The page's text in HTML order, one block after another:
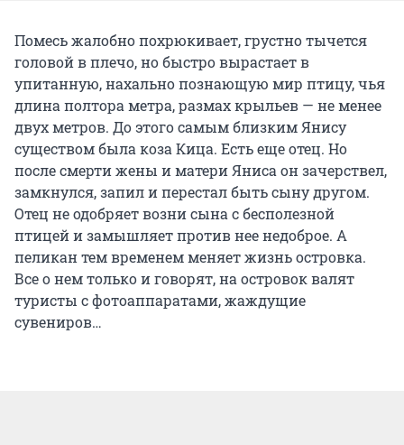
Помесь жалобно похрюкивает, грустно тычется
головой в плечо, но быстро вырастает в
упитанную, нахально познающую мир птицу, чья
длина полтора метра, размах крыльев — не менее
двух метров. До этого самым близким Янису
существом была коза Кица. Есть еще отец. Но
после смерти жены и матери Яниса он зачерствел,
замкнулся, запил и перестал быть сыну другом.
Отец не одобряет возни сына с бесполезной
птицей и замышляет против нее недоброе. А
пеликан тем временем меняет жизнь островка.
Все о нем только и говорят, на островок валят
туристы с фотоаппаратами, жаждущие
сувениров…